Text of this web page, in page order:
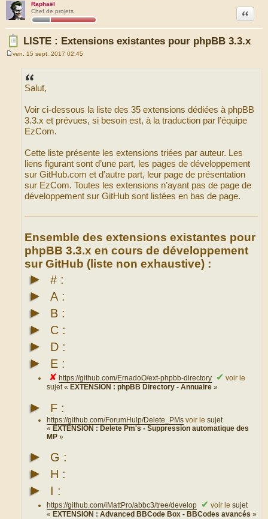
Raphaël
Chef de projets
LISTE : Extensions existantes pour phpBB 3.3.x
Citation
ven. 15 sept. 2017 02:45
Salut,
Voir ci-dessous la liste des 35 extensions dédiées à phpBB
3.3.x et prévues, si besoin est, à la traduction par l’équipe
EzCom.
Cette liste présente les extensions triées par auteur. Les
liens figurant sont d’une part, les pages de développement
sur GitHub.com et d’autre part, leur page de présentation
sur EzCom. Toutes les extensions n’ayant pas de page de
développement sur GitHub sont listées en bas de page.
Ensemble des extensions existantes pour
phpBB 3.3.x en cours de développement
sur GitHub (liste non exhaustive) :
► # :
► A :
► B :
► C :
► D :
► E :
✘ https://github.com/ErnadoO/ext-phpbb-directory ✔ voir le
sujet « EXTENSION : phpBB Directory - Annuaire»
► F :
https://github.com/ForumHulp/Delete_PMs voir lesujet
« EXTENSION : Delete Pm's - Suppression automatique des
MP»
► G :
► H :
► I :
https://github.com/iMattPro/abbc3/tree/develop ✔ voir lesujet
« EXTENSION : Advanced BBCode Box - BBCodes avancés»